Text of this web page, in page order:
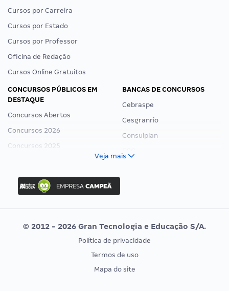
Cursos por Carreira
Cursos por Estado
Cursos por Professor
Oficina de Redação
Cursos Online Gratuitos
CONCURSOS PÚBLICOS EM
DESTAQUE
Concursos Abertos
Concursos 2026
Concursos 2025
Concurso Ibama
Concurso MPU
Editais publicados
BANCAS DE CONCURSOS
Cebraspe
Cesgranrio
Consulplan
Vunesp
CONCURSOS POR PROFISSÃO
EXAME DE ORDEM
Veja mais
© 2012 - 2026 Gran Tecnologia e Educação S/A.
Política de privacidade
Termos de uso
Mapa do site